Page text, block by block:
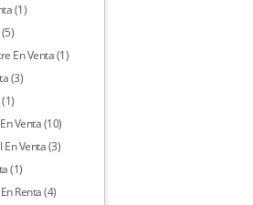
(1)
En Venta (1)
(3)
Venta (10)
En Venta (3)
(1)
Renta (4)